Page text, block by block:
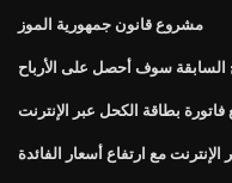
مشروع قانون جمهورية الموز
السابقة سوف أحصل على الأرباح
فاتورة بطاقة الكحل عبر الإنترنت
مع ارتفاع أسعار الفائدة